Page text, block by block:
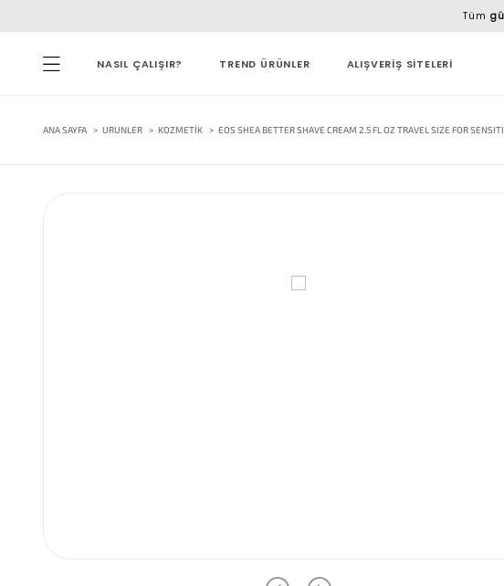
Tüm
NASIL ÇALIŞIR? TREND ÜRÜNLER ALIŞVERİŞ SİTELERİ
ANA SAYFA URUNLER KOZMETIK EOS SHEA BETTER SHAVE CREAM 2.5 FL OZ TRAVEL SIZE FOR